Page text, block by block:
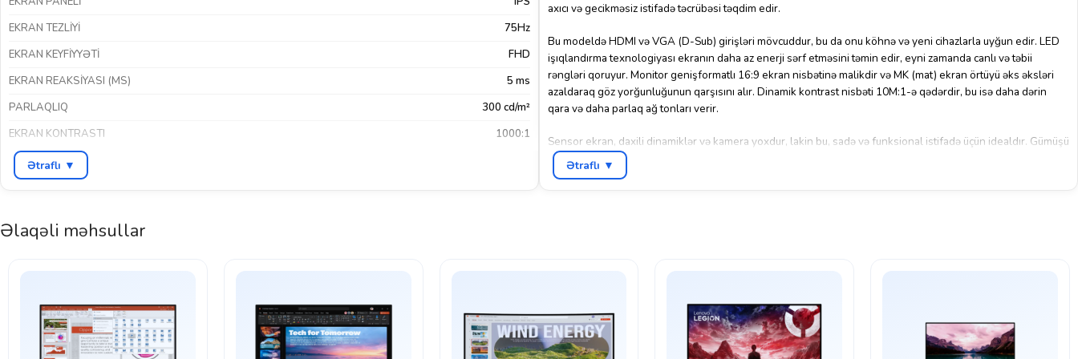
EKRAN TEZLIYI
75Hz
EKRAN KEYFIYYƏTI
FHD
EKRAN REAKSIYASI (MS)
5 ms
PARLAQLIQ
300 cd/m²
EKRAN KONTRASTI
1000:1
HDR DƏSTƏYI
BREND
Ətraflı ▼
axıcı və gecikməsiz istifadə təcrübəsi təqdim edir.
Bu modeldə HDMI və VGA (D-Sub) girişləri mövcuddur, bu da onu köhnə və yeni cihazlarla uyğun edir. LED
işıqlandırma texnologiyası ekranın daha az enerji sərf etməsini təmin edir, eyni zamanda canlı və təbii
rəngləri qoruyur. Monitor genişformatlı 16:9 ekran nisbətinə malikdir və MK (mat) ekran örtüyü əks əksləri
azaldaraq göz yorğunluğunun qarşısını alır. Dinamik kontrast nisbəti 10M:1-ə qədərdir, bu isə daha dərin
qara və daha parlaq ağ tonları verir.
Sensor ekran, daxili dinamiklər və kamera yoxdur, lakin bu, sadə və funksional istifadə üçün idealdır. Gümüşü
korpusu və 3 kq çəkisi ilə həm yüngül, həm də şık dizayna malikdir. HP brendi tərəfindən təqdim olunan bu
model, həm peşəkar iş mühiti, həm də gündəlik istifadə üçün ideal seçimdir.
Ətraflı ▼
Əlaqəli məhsullar